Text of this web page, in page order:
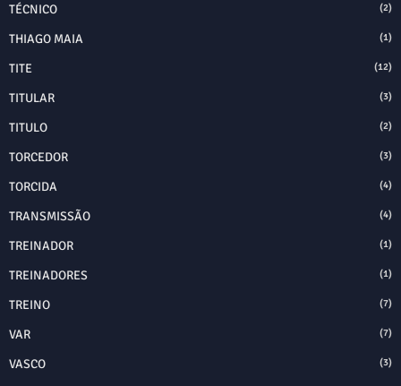
TÉCNICO (2)
THIAGO MAIA (1)
TITE (12)
TITULAR (3)
TITULO (2)
TORCEDOR (3)
TORCIDA (4)
TRANSMISSÃO (4)
TREINADOR (1)
TREINADORES (1)
TREINO (7)
VAR (7)
VASCO (3)